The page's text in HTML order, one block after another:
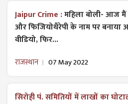
Jaipur Crime :महिला बोली- आज मैं
और फिजियोथैरेपी के नाम पर बनाया
वीडियो, फिर...
राजस्थान 07 May 2022
सिरोही पं. समितियों में लाखों का